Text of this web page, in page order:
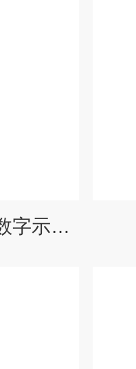
WaveSufer3054Z数字示波器